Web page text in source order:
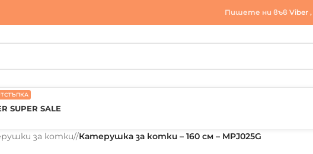
Пишете ни във Viber ,
SUPER SALE
за котки/ Катерушка за котки – 160 см – MPJ025G